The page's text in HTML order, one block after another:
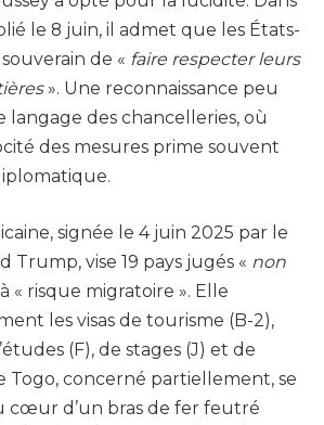
le 8 juin, il admet que les États-
de « faire respecter leurs
». Une reconnaissance peu
langage des chancelleries, où
des mesures prime souvent
signée le 4 juin 2025 par le
Trump, vise 19 pays jugés « non
« risque migratoire ». Elle
les visas de tourisme (B-2),
(F), de stages (J) et de
Togo, concerné partiellement, se
cœur d’un bras de fer feutré